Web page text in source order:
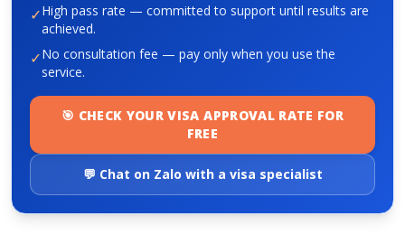
✓High pass rate — committed to support until results are
achieved.
✓No consultation fee — pay only when you use the
service.
🎯 CHECK YOUR VISA APPROVAL RATE FOR
FREE
💬 Chat on Zalo with a visa specialist